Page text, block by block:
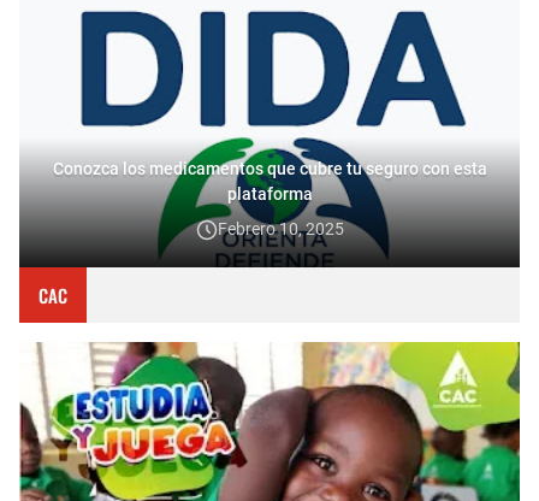
Conozca los medicamentos que cubre tu seguro con esta
plataforma
Febrero 10, 2025
CAC